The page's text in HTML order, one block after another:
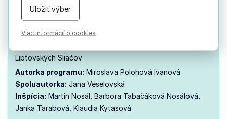
Účinkujú:FSk Kriváň z Východnej, FZ Stráne z Važca, FSk
Tepličan z Liptovskej Tepličky, FSk Poludnica zo Závažnej
Liptovských Sliačov
Autorka programu: Miroslava Polohová Ivanová
Spoluautorka: Jana Veselovská
Inšpícia: Martin Nosál, Barbora Tabačáková Nosálová,
Janka Tarabová, Klaudia Kytasová
Uložiť výber
Viac informácií o cookies